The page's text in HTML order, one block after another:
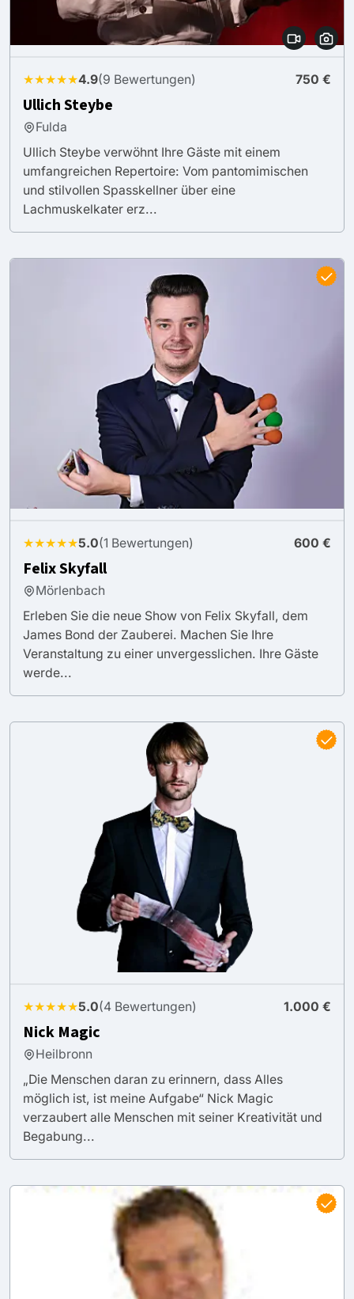
★★★★★4.9(9 Bewertungen) 750 €
Ullich Steybe
Fulda
Ullich Steybe verwöhnt Ihre Gäste mit einem
umfangreichen Repertoire: Vom pantomimischen
und stilvollen Spasskellner über eine
Lachmuskelkater erz...
★★★★★5.0(1 Bewertungen) 600 €
Felix Skyfall
Mörlenbach
Erleben Sie die neue Show von Felix Skyfall, dem
James Bond der Zauberei. Machen Sie Ihre
Veranstaltung zu einer unvergesslichen. Ihre Gäste
werde...
★★★★★5.0(4 Bewertungen) 1.000 €
Nick Magic
Heilbronn
„Die Menschen daran zu erinnern, dass Alles
möglich ist, ist meine Aufgabe“ Nick Magic
verzaubert alle Menschen mit seiner Kreativität und
Begabung...